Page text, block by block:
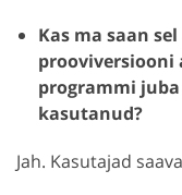
Kas ma saan
prooviversiooni
programmi
kasutanud?
Jah. Kasutajad